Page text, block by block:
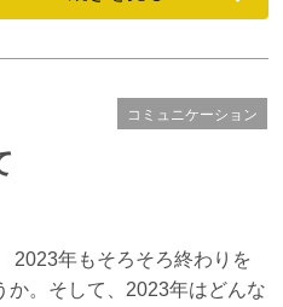
コミュニケーション
2023年もそろそろ終わりを
か。そして、2023年はどんな